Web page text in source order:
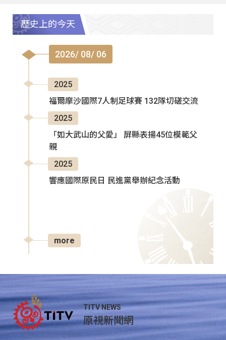
歷史上的今天
2026/ 08/ 06
2025
福爾摩沙國際7人制足球賽 132隊切磋交流
2025
「如大武山的父愛」 屏縣表揚45位模範父
親
2025
響應國際原民日 民進黨舉辦紀念活動
more
TITV NEWS
原視新聞網